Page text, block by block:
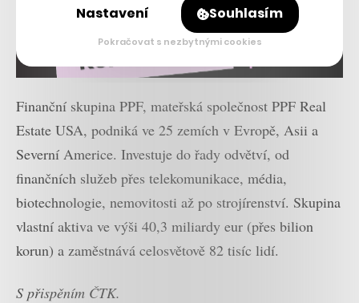
Finanční skupina PPF, mateřská společnost PPF Real
Estate USA, podniká ve 25 zemích v Evropě, Asii a
Severní Americe. Investuje do řady odvětví, od
finančních služeb přes telekomunikace, média,
biotechnologie, nemovitosti až po strojírenství. Skupina
vlastní aktiva ve výši 40,3 miliardy eur (přes bilion
korun) a zaměstnává celosvětově 82 tisíc lidí.
S přispěním ČTK.
Nastavení Souhlasím
Pokračovat s nezbytnými cookies